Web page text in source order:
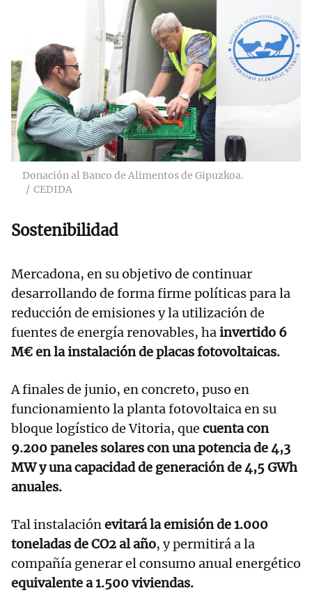
Donación al Banco de Alimentos de Gipuzkoa.
CEDIDA
Sostenibilidad
Mercadona, en su objetivo de continuar
desarrollando de forma firme políticas para la
reducción de emisiones y la utilización de
fuentes de energía renovables, hainvertido 6
M€ en la instalación de placas fotovoltaicas.
A finales de junio, en concreto, puso en
funcionamiento la planta fotovoltaica en su
bloque logístico de Vitoria, que cuenta con
9.200 paneles solares con una potencia de 4,3
MW y una capacidad de generación de 4,5 GWh
anuales.
Tal instalaciónevitará la emisión de 1.000
toneladas de CO2 al año, y permitirá a la
compañía generar el consumo anual energético
equivalente a 1.500 viviendas.